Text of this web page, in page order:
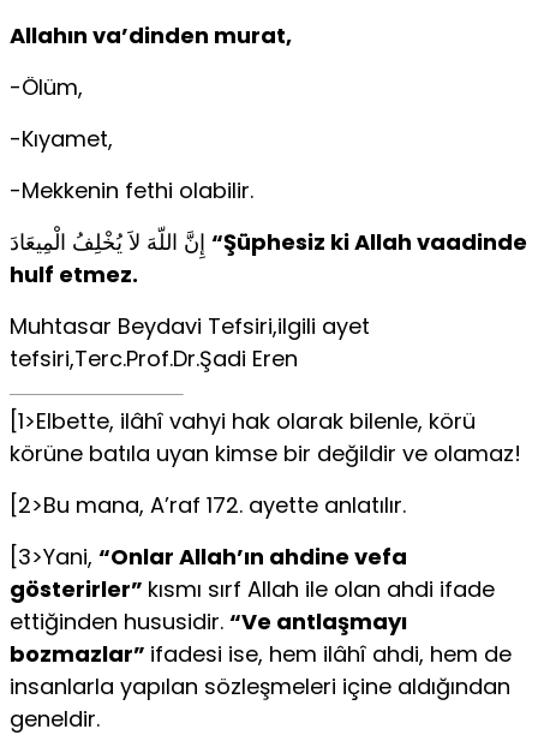
Allahın va’dinden murat,
-Ölüm,
-Kıyamet,
-Mekkenin fethi olabilir.
“Şüphesiz ki Allah vaadinde
hulf etmez.
Muhtasar Beydavi Tefsiri,ilgili ayet
tefsiri,Terc.Prof.Dr.Şadi Eren
[1>Elbette, ilâhî vahyi hak olarak bilenle, körü
körüne batıla uyan kimse bir değildir ve olamaz!
[2>Bu mana, A’raf 172. ayette anlatılır.
[3>Yani, “Onlar Allah’ın ahdine vefa
gösterirler” kısmı sırf Allah ile olan ahdi ifade
ettiğinden hususidir. “Ve antlaşmayı
bozmazlar” ifadesi ise, hem ilâhî ahdi, hem de
insanlarla yapılan sözleşmeleri içine aldığından
geneldir.